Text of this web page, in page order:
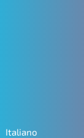
Italiano